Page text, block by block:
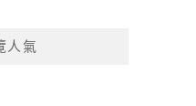
人氣